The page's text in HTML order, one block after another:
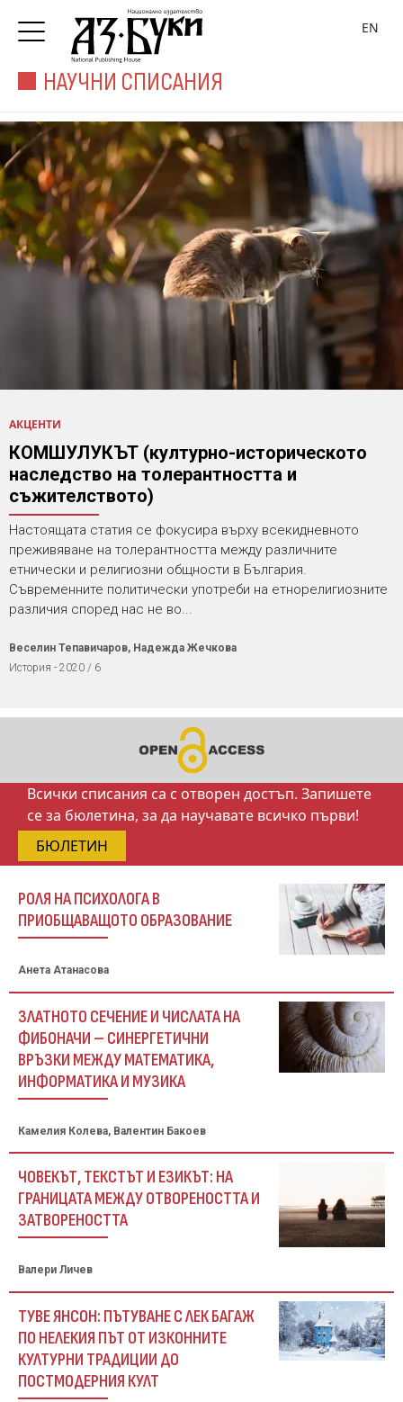
НАУЧНИ СПИСАНИЯ
EN
АКЦЕНТИ
КОМШУЛУКЪТ (културно-историческото
наследство на толерантността и
съжителството)
Настоящата статия се фокусира върху всекидневното
преживяване на толерантността между различните
етнически и религиозни общности в България.
Съвременните политически употреби на етнорелигиозните
различия според нас не во...
Веселин Тепавичаров, Надежда Жечкова
История - 2020 / 6
Всички списания са с отворен достъп. Запишете
се за бюлетина, за да научавате всичко първи!
БЮЛЕТИН
РОЛЯ НА ПСИХОЛОГА В
ПРИОБЩАВАЩОТО ОБРАЗОВАНИЕ
Анета Атанасова
ЗЛАТНОТО СЕЧЕНИЕ И ЧИСЛАТА НА
ФИБОНАЧИ – СИНЕРГЕТИЧНИ
ВРЪЗКИ МЕЖДУ МАТЕМАТИКА,
ИНФОРМАТИКА И МУЗИКА
Камелия Колева, Валентин Бакоев
ЧОВЕКЪТ, ТЕКСТЪТ И ЕЗИКЪТ: НА
ГРАНИЦАТА МЕЖДУ ОТВОРЕНОСТТА И
ЗАТВОРЕНОСТТА
Валери Личев
ТУВЕ ЯНСОН: ПЪТУВАНЕ С ЛЕК БАГАЖ
ПО НЕЛЕКИЯ ПЪТ ОТ ИЗКОННИТЕ
КУЛТУРНИ ТРАДИЦИИ ДО
ПОСТМОДЕРНИЯ КУЛТ